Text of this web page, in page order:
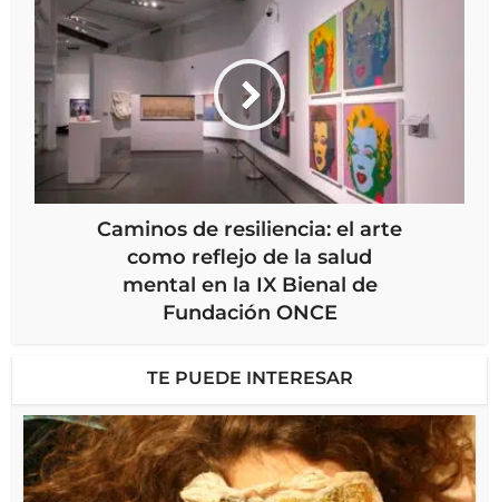
Caminos de resiliencia: el arte
como reflejo de la salud
mental en la IX Bienal de
Fundación ONCE
TE PUEDE INTERESAR